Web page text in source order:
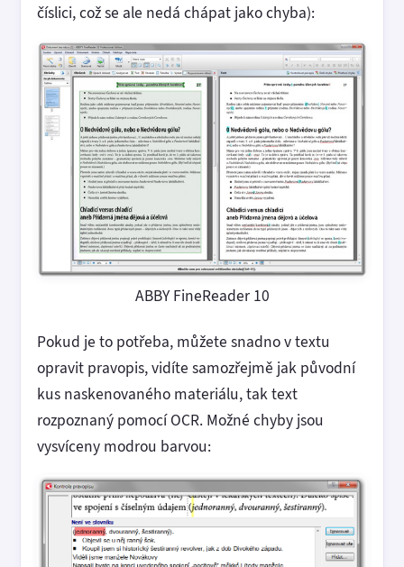
číslici, což se ale nedá chápat jako chyba):
ABBY FineReader 10
Pokud je to potřeba, můžete snadno v textu
opravit pravopis, vidíte samozřejmě jak původní
kus naskenovaného materiálu, tak text
rozpoznaný pomocí OCR. Možné chyby jsou
vysvíceny modrou barvou: